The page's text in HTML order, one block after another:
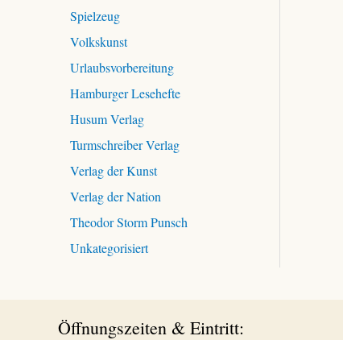
Spielzeug
Volkskunst
Urlaubsvorbereitung
Hamburger Lesehefte
Husum Verlag
Turmschreiber Verlag
Verlag der Kunst
Verlag der Nation
Theodor Storm Punsch
Unkategorisiert
Öffnungszeiten & Eintritt: